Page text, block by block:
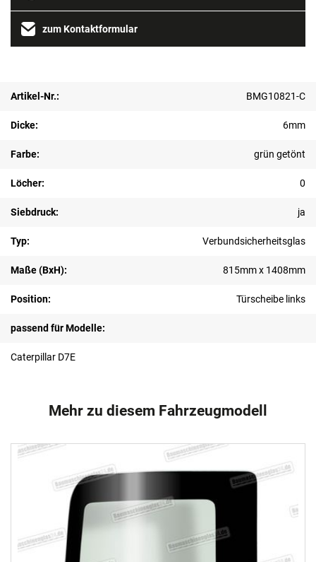
zum Kontaktformular
Artikel-Nr.: BMG10821-C
Dicke: 6mm
Farbe: grün getönt
Löcher: 0
Siebdruck: ja
Typ: Verbundsicherheitsglas
Maße (BxH): 815mm x 1408mm
Position: Türscheibe links
passend für Modelle:
Caterpillar D7E
Mehr zu diesem Fahrzeugmodell